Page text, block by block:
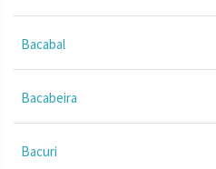
Bacabal
Bacabeira
Bacuri